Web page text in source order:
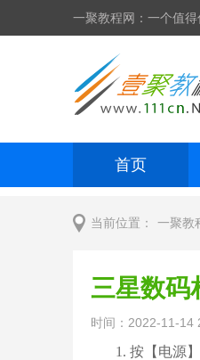
一聚教程网：一个值
首页
当前位置： 一聚教
三星数码
时间：2022-11-14
1. 按【电源